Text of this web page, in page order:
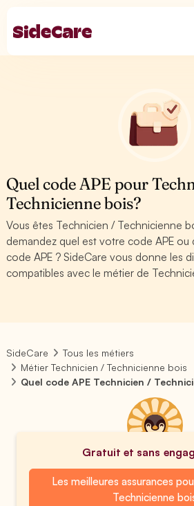
Quel code APE pour
Technicienne bois?
Vous êtes Technicien / Technicienne
demandez quel est votre code APE
code APE ? SideCare vous donne les
compatibles avec le métier de
SideCare
Tous les métiers
Métier Technicien / Technicienne bois
Quel code APE Technicien /
Gratuit et sans
Les meilleures assurances
Technicienne